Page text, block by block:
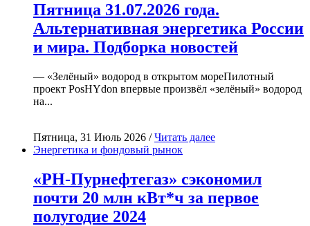
Пятница 31.07.2026 года.
Альтернативная энергетика России
и мира. Подборка новостей
— «Зелёный» водород в открытом мореПилотный
проект PosHYdon впервые произвёл «зелёный» водород
на...
Пятница, 31 Июль 2026 /Читать далее
Энергетика и фондовый рынок
«РН-Пурнефтегаз» сэкономил
почти 20 млн кВт*ч за первое
полугодие 2024